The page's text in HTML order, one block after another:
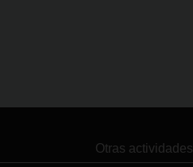
Otras actividades